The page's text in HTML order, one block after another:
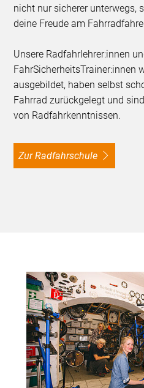
nicht nur sicherer unterwegs,
deine Freude am
Unsere Radfahrlehrer:innen
FahrSicherheitsTrainer:innen
ausgebildet, haben selbst
Fahrrad zurückgelegt und
von Radfahrkenntnissen.
Zur Radfahrschule